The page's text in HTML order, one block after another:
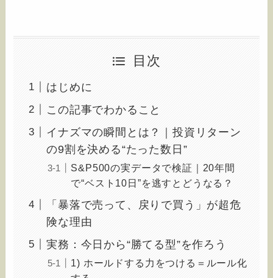
目次
はじめに
この記事でわかること
イナズマの瞬間とは？｜投資リターン
の9割を決める“たった数日”
S&P500の実データで検証｜20年間
で“ベスト10日”を逃すとどうなる？
「暴落で売って、戻りで買う」が超危
険な理由
実務：今日から“勝てる型”を作ろう
1) ホールドする力をつける＝ルール化